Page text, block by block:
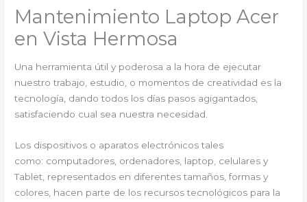
Mantenimiento Laptop Acer
en Vista Hermosa
Una herramienta útil y poderosa a la hora de ejecutar
nuestro trabajo, estudio, o momentos de creatividad es la
tecnología, dando todos los días pasos agigantados,
satisfaciendo cual sea nuestra necesidad.
Los dispositivos o aparatos electrónicos tales
como: computadores, ordenadores, laptop, celulares y
Tablet, representados en diferentes tamaños, formas y
colores, hacen parte de los recursos tecnológicos para la